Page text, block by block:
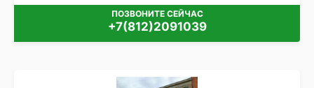
ПОЗВОНИТЕ СЕЙЧАС
+7(812)2091039